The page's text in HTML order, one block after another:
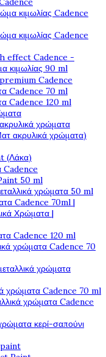
κιμωλίας Cadence
κιμωλίας Cadence
effect Cadence -
κιμωλίας 90 ml
Cadence
Cadence 70 ml
Cadence 120 ml
χρώματα
ακρυλικά χρώματα)
(Λάκα)
Cadence
50 ml
χρώματα 50 ml
Cadence 70ml |
Χρώματα |
Cadence 120 ml
χρώματα Cadence 70
χρώματα
χρώματα Cadence 70 ml
χρώματα Cadence
κερί-σαπούνι